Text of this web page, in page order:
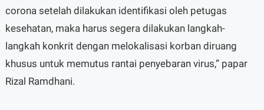
corona setelah dilakukan identifikasi oleh petugas
kesehatan, maka harus segera dilakukan langkah-
langkah konkrit dengan melokalisasi korban diruang
khusus untuk memutus rantai penyebaran virus,” papar
Rizal Ramdhani.